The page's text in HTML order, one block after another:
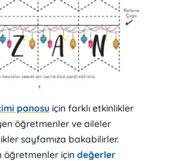
panosu için farklı etkinlikler
öğretmenler ve aileler
sayfamıza bakabilirler.
öğretmenler için değerler